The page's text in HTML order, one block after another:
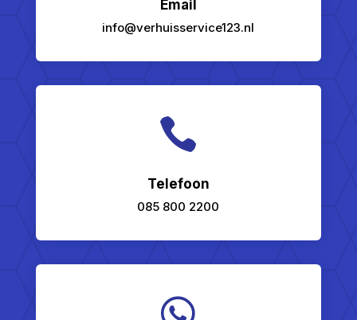
Email
info@verhuisservice123.nl

Telefoon
085 800 2200